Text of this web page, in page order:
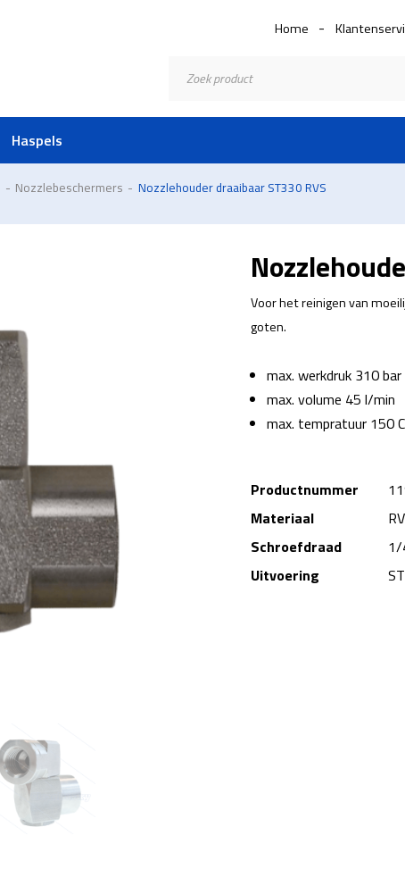
Home
zoeken
Haspels
- Nozzlebeschermers - Nozzlehouder draaibaar ST330 RVS
Voor het reinigen van
goten.
max. werkdruk 310 bar
max. volume 45 l/min
max. tempratuur 150 C
Productnummer
Materiaal
Schroefdraad
1/
Uitvoering